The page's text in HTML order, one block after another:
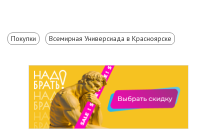
Покупки Всемирная Универсиада в Красноярске